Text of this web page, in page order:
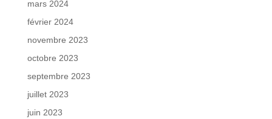
mars 2024
février 2024
novembre 2023
octobre 2023
septembre 2023
juillet 2023
juin 2023